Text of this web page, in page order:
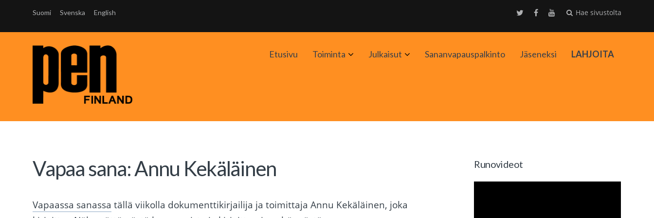
Suomi Svenska English Hae sivustolta
Etusivu Toiminta AvaaJulkaisut AvaaSananvapauspalkinto Jäseneksi LAHJOITA
Vapaa sana: Annu Kekäläinen
Vapaassa sanassa tällä viikolla dokumenttikirjailija ja toimittaja Annu Kekäläinen, joka
Runovideot